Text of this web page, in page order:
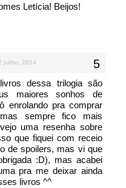
Letícia! Beijos!
julho, 2014
dessa trilogia são
maiores sonhos de
enrolando pra comprar
sempre fico mais
uma resenha sobre
que fiquei com receio
de spoilers, mas vi que
:D), mas acabei
pra me deixar ainda
livros ^^